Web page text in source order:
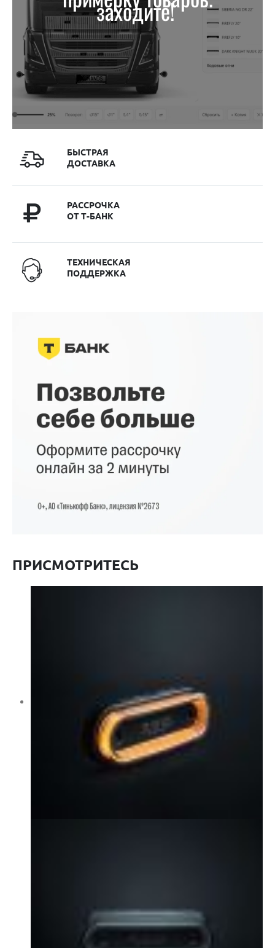
заходите!
БЫСТРАЯ
ДОСТАВКА
РАССРОЧКА
ОТ Т-БАНК
ТЕХНИЧЕСКАЯ
ПОДДЕРЖКА
ПРИСМОТРИТЕСЬ